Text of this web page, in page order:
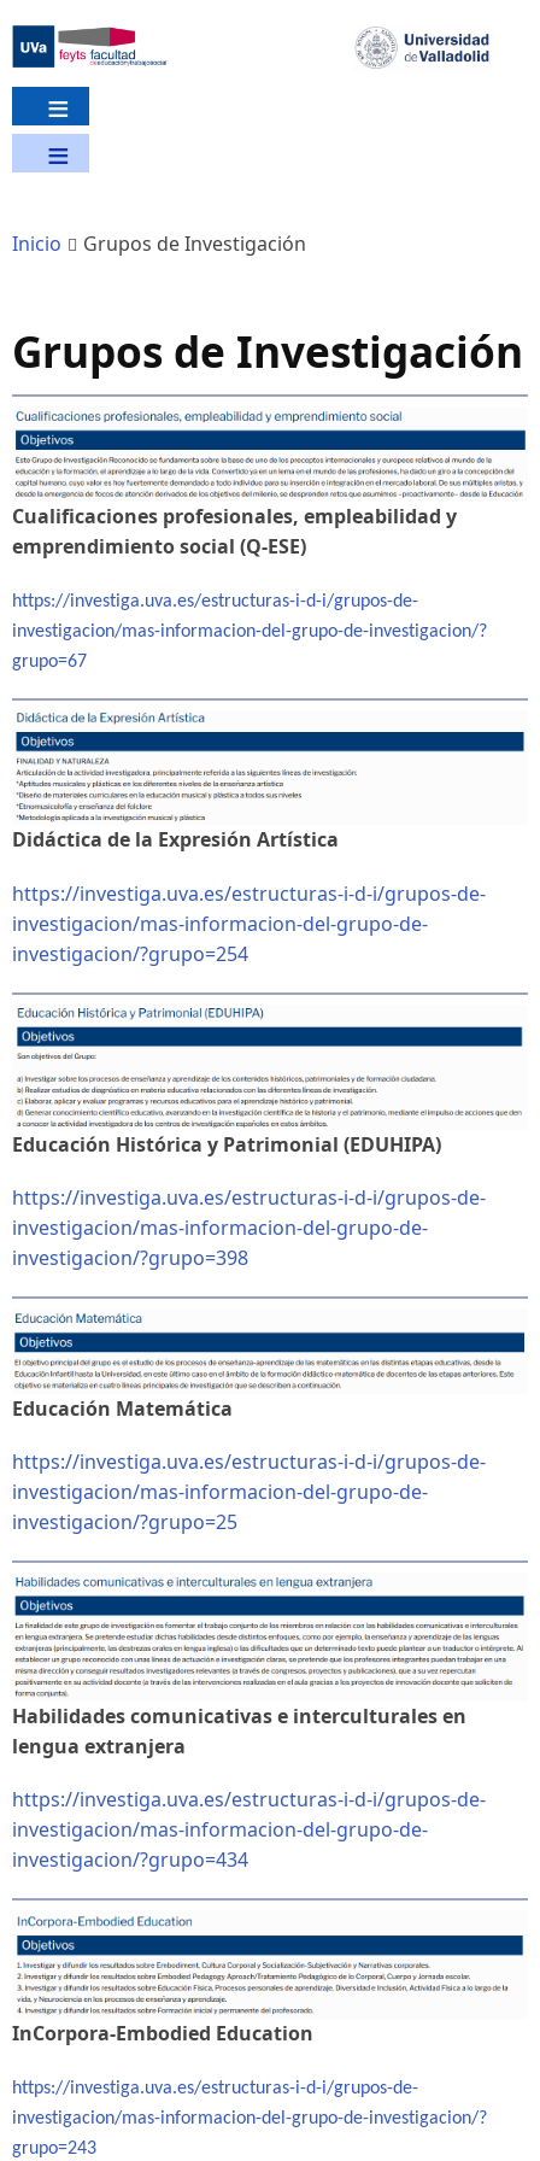
contenido
principal
Inicio Grupos de Investigación
Grupos de Investigación
Cualificaciones profesionales, empleabilidad y
emprendimiento social (Q-ESE)
https://investiga.uva.es/estructuras-i-d-i/grupos-de-
investigacion/mas-informacion-del-grupo-de-investigacion/?
grupo=67
Didáctica de la Expresión Artística
https://investiga.uva.es/estructuras-i-d-i/grupos-de-
investigacion/mas-informacion-del-grupo-de-
investigacion/?grupo=254
Educación Histórica y Patrimonial (EDUHIPA)
https://investiga.uva.es/estructuras-i-d-i/grupos-de-
investigacion/mas-informacion-del-grupo-de-
investigacion/?grupo=398
Educación Matemática
https://investiga.uva.es/estructuras-i-d-i/grupos-de-
investigacion/mas-informacion-del-grupo-de-
investigacion/?grupo=25
Habilidades comunicativas e interculturales en
lengua extranjera
https://investiga.uva.es/estructuras-i-d-i/grupos-de-
investigacion/mas-informacion-del-grupo-de-
investigacion/?grupo=434
InCorpora-Embodied Education
https://investiga.uva.es/estructuras-i-d-i/grupos-de-
investigacion/mas-informacion-del-grupo-de-investigacion/?
grupo=243